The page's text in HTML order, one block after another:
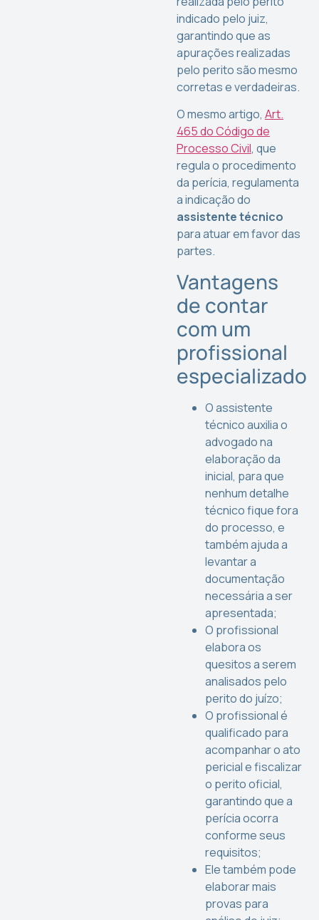
indicado pelo juiz,
garantindo que as
apurações realizadas
pelo perito são mesmo
corretas e verdadeiras.
O mesmo artigo, Art.
465 do Código de
Processo Civil, que
regula o procedimento
da perícia, regulamenta
a indicação do
assistente técnico
para atuar em favor das
partes.
Vantagens
de contar
com um
profissional
especializado
O assistente
técnico auxilia o
advogado na
elaboração da
inicial, para que
nenhum detalhe
técnico fique fora
do processo, e
também ajuda a
levantar a
documentação
necessária a ser
apresentada;
O profissional
elabora os
quesitos a serem
analisados pelo
perito do juízo;
O profissional é
qualificado para
acompanhar o ato
pericial e fiscalizar
o perito oficial,
garantindo que a
perícia ocorra
conforme seus
requisitos;
Ele também pode
elaborar mais
provas para